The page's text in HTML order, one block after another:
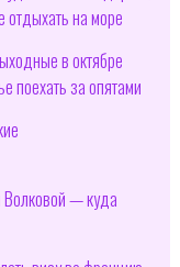
на море
в октябре
поехать за опятами
— куда